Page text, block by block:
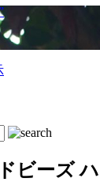
ビーズ